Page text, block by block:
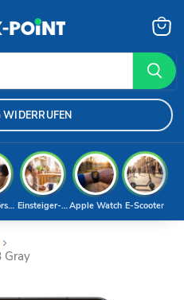
WIDERRUFEN
E-Scooter
Apple Watch
Einsteiger-Handy
Gray